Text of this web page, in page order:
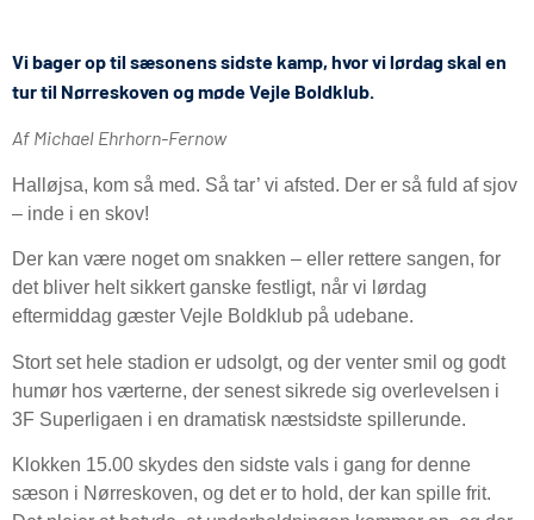
Vi bager op til sæsonens sidste kamp, hvor vi lørdag skal en
tur til Nørreskoven og møde Vejle Boldklub.
Af Michael Ehrhorn-Fernow
Halløjsa, kom så med. Så tar’ vi afsted. Der er så fuld af sjov
– inde i en skov!
Der kan være noget om snakken – eller rettere sangen, for
det bliver helt sikkert ganske festligt, når vi lørdag
eftermiddag gæster Vejle Boldklub på udebane.
Stort set hele stadion er udsolgt, og der venter smil og godt
humør hos værterne, der senest sikrede sig overlevelsen i
3F Superligaen i en dramatisk næstsidste spillerunde.
Klokken 15.00 skydes den sidste vals i gang for denne
sæson i Nørreskoven, og det er to hold, der kan spille frit.